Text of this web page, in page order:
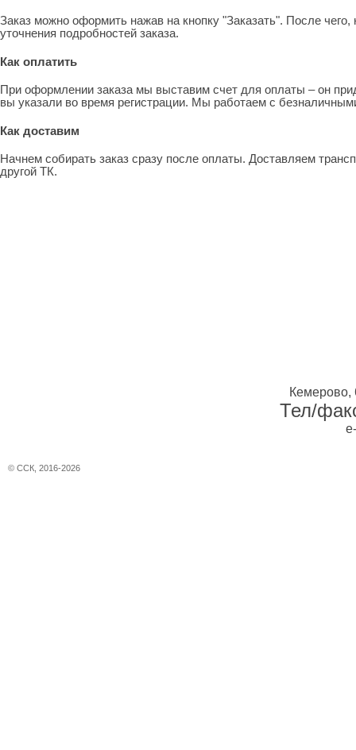
Заказ можно оформить нажав на кнопку "Заказать". После
уточнения подробностей заказа.
Как оплатить
При оформлении заказа мы выставим счет для оплаты – он
вы указали во время регистрации. Мы работаем с
Как доставим
Начнем собирать заказ сразу после оплаты. Доставляем
другой ТК.
Кемерово,
Тел/
© ССК, 2016-2026